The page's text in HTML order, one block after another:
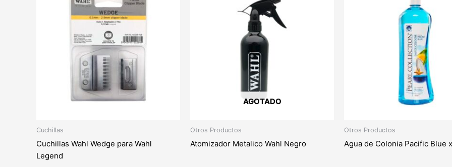
Cuchillas
Cuchillas Wahl Wedge para Wahl
Legend
AGOTADO
Otros Productos
Atomizador Metalico Wahl Negro
Otros Productos
Agua de Colonia Pacific Blue